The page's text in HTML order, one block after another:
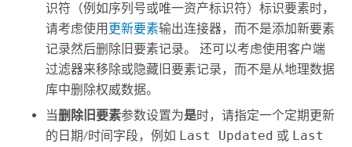
识符（例如序列号或唯一资产标识符）标识要素时，
请考虑使用 更新要素输出连接器，而不是添加新要素
记录然后删除旧要素记录。 还可以考虑使用客户端
过滤器来移除或隐藏旧要素记录，而不是从地理数据
库中删除权威数据。
当删除旧要素参数设置为是时，请指定一个定期更新
的日期/时间字段，例如 Last Updated 或 Last